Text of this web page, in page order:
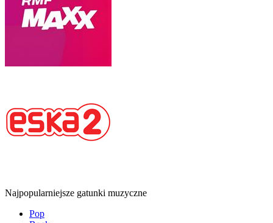
Najpopularniejsze gatunki muzyczne
Pop